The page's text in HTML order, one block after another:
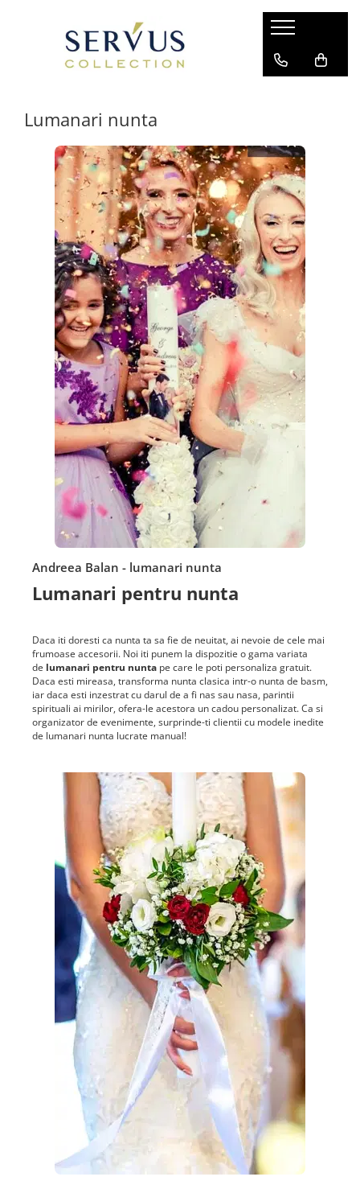
Lumanari nunta
Andreea Balan - lumanari nunta
Lumanari pentru nunta
Daca iti doresti ca nunta ta sa fie de neuitat, ai nevoie de cele mai
frumoase accesorii. Noi iti punem la dispozitie o gama variata
de lumanari pentru nunta pe care le poti personaliza gratuit.
Daca esti mireasa, transforma nunta clasica intr-o nunta de basm,
iar daca esti inzestrat cu darul de a fi nas sau nasa, parintii
spirituali ai mirilor, ofera-le acestora un cadou personalizat. Ca si
organizator de evenimente, surprinde-ti clientii cu modele inedite
de lumanari nunta lucrate manual!